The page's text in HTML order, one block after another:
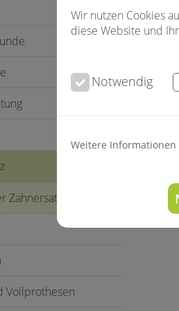
Wir nutzen Cookies
diese Website und
Notwendig
Weitere Informationen
Zahnersatz
Vollprothesen